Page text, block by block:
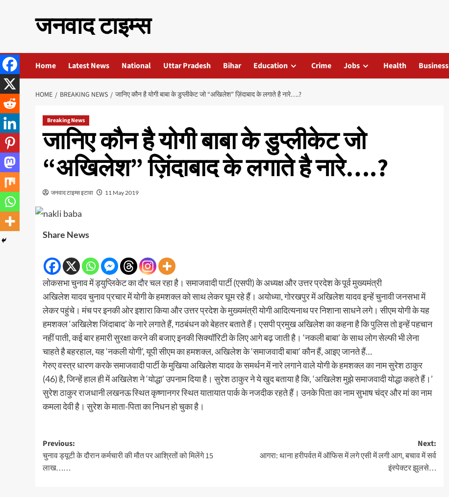
जनवाद टाइम्स
Home Latest News National Uttar Pradesh Bihar Education Crime Jobs Health Business
HOME BREAKING NEWS जानिए कौन है योगी बाबा के डुप्लीकेट जो “अखिलेश” ज़िंदाबाद के लगाते है नारे….?
Breaking News
जानिए कौन है योगी बाबा के डुप्लीकेट जो
“अखिलेश” ज़िंदाबाद के लगाते है नारे….?
जनवाद टाइम्स इटावा 11 May 2019
Share News
लोकसभा चुनाव में ड्युप्लिकेट का दौर चल रहा है। समाजवादी पार्टी (एसपी) के अध्यक्ष और उत्तर प्रदेश के पूर्व मुख्यमंत्री
अखिलेश यादव चुनाव प्रचार में योगी के हमशक्ल को साथ लेकर घूम रहे हैं। अयोध्या, गोरखपुर में अखिलेश यादव इन्हें चुनावी जनसभा में
लेकर पहुंचे। मंच पर इनकी ओर इशारा किया और उत्तर प्रदेश के मुख्यमंत्री योगी आदित्यनाथ पर निशाना साधने लगे। सीएम योगी के यह
हमशक्ल ‘अखिलेश जिंदाबाद’ के नारे लगाते हैं, गठबंधन को बेहतर बताते हैं। एसपी प्रमुख अखिलेश का कहना है कि पुलिस तो इन्हें पहचान
नहीं पाती, कई बार हमारी सुरक्षा करने की बजाए इनकी सिक्यॉरिटी के लिए आगे बढ़ जाती है। ‘नकली बाबा’ के साथ लोग सेल्फी भी लेना
चाहते है बहरहाल, यह ‘नकली योगी’, यूपी सीएम का हमशक्ल, अखिलेश के ‘समाजवादी बाबा’ कौन हैं, आइए जानते हैं…
गेरुए वस्त्र धारण करके समाजवादी पार्टी के मुखिया अखिलेश यादव के समर्थन में नारे लगाने वाले योगी के हमशक्ल का नाम सुरेश ठाकुर
(46) है, जिन्हें हाल ही में अखिलेश ने ‘योद्धा’ उपनाम दिया है। सुरेश ठाकुर ने ये खुद बताया है कि, ‘अखिलेश मुझे समाजवादी योद्धा कहते हैं।’
सुरेश ठाकुर राजधानी लखनऊ स्थित कृष्णानगर स्थित यातायात पार्क के नजदीक रहते हैं। उनके पिता का नाम सुभाष चंद्र और मां का नाम
कमला देवी है। सुरेश के माता-पिता का निधन हो चुका है।
Post
navigation
Previous:
चुनाव ड्यूटी के दौरान कर्मचारी की मौत पर आश्रितों को मिलेंगे 15
लाख……
Next:
आगरा: थाना हरीपर्वत में ऑफिस में लगे एसी में लगी आग, बचाव में सर्व
इंस्पेक्टर झुलसे…